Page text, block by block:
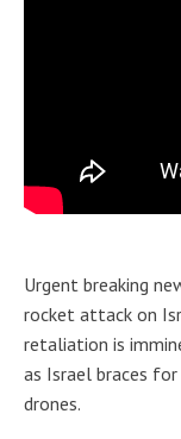
Urgent breaking
rocket attack on
retaliation is
as Israel braces
drones.